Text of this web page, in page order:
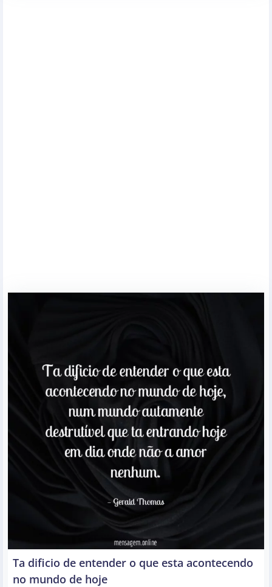
Ta dificio de entender o que esta acontecendo
no mundo de hoje